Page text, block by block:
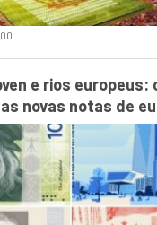
e rios europeus:
novas notas de